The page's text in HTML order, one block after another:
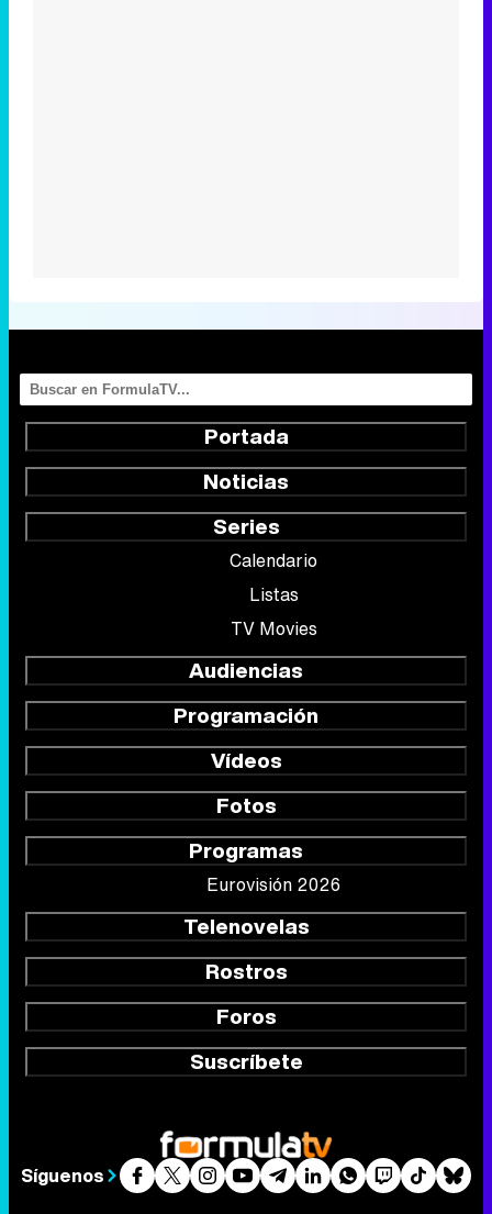
Portada
Noticias
Series
Calendario
Listas
TV Movies
Audiencias
Programación
Vídeos
Fotos
Programas
Eurovisión 2026
Telenovelas
Rostros
Foros
Suscríbete
Síguenos